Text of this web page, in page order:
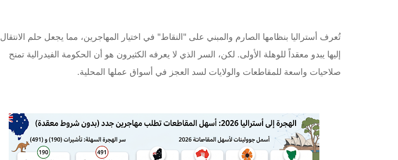
تُعرف أستراليا بنظامها الصارم والمبني على "النقاط" في اختيار المهاجرين، مما يجعل حلم الانتقال
إليها يبدو معقداً للوهلة الأولى. لكن، السر الذي لا يعرفه الكثيرون هو أن الحكومة الفيدرالية تمنح
صلاحيات واسعة للمقاطعات والولايات لسد العجز في أسواق عملها المحلية.